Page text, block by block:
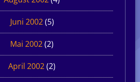
Juni 2002(5)
Mai 2002(2)
April 2002(2)